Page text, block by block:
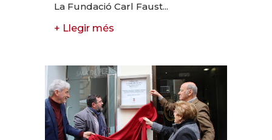
La Fundació Carl Faust...
+ Llegir més